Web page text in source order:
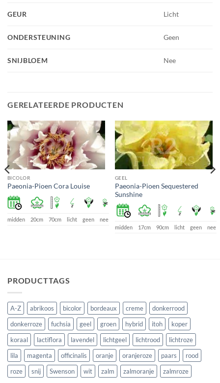
GEUR Licht
ONDERSTEUNING Geen
SNIJBLOEM Nee
GERELATEERDE PRODUCTEN
BICOLOR
Paeonia-Pioen Cora Louise
midden 20cm 70cm licht geen nee
GEEL
Paeonia-Pioen Sequestered
Sunshine
midden 17cm 90cm licht geen nee
PRODUCTTAGS
A-Z abrikoos bicolor bordeaux creme
donkerrood
donkerroze
fuchsia geel groen hybrid itoh
koper
koraal
lactiflora lavendel lichtgeel lichtrood
lichtroze
lila
magenta officinalis oranje oranjeroze paars
rood
roze
snij Swenson wit zalm zalmoranje zalmroze